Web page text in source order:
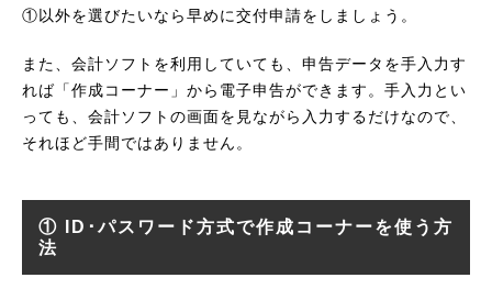
①以外を選びたいなら早めに交付申請をしましょう。
また、会計ソフトを利用していても、申告データを手入力す
れば「作成コーナー」から電子申告ができます。手入力とい
っても、会計ソフトの画面を見ながら入力するだけなので、
それほど手間ではありません。
① ID･パスワード方式で作成コーナーを使う方
法